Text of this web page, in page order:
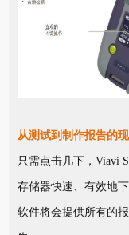
从测试到制作报告的
只需点击几下，Viavi
存储器快速、有效地
软件将会提供所有的